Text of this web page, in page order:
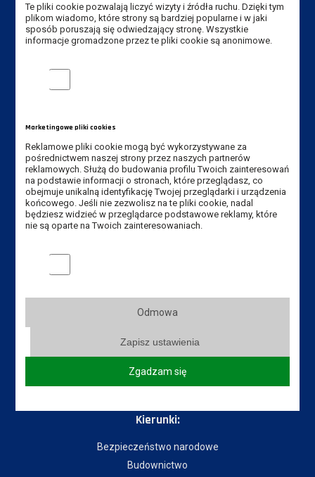
Tel. rekrutacja: +48 65 525 01 12
E-mail Instytut:sekretariat-ig@ansleszno.pl
Aktualności
Władze Uczelni
Senat Uczelni
Mapa Kampusu
Dostępność
Instytuty:
Instytut Pedagogiczny
Kierunki:
Bezpieczeństwo narodowe
Budownictwo
Te pliki cookie pozwalają liczyć wizyty i źródła ruchu. Dzięki tym
plikom wiadomo, które strony są bardziej popularne i w jaki
sposób poruszają się odwiedzający stronę. Wszystkie
informacje gromadzone przez te pliki cookie są anonimowe.
Analityczne pliki cookie
Marketingowe pliki cookies
Reklamowe pliki cookie mogą być wykorzystywane za
pośrednictwem naszej strony przez naszych partnerów
reklamowych. Służą do budowania profilu Twoich zainteresowań
na podstawie informacji o stronach, które przeglądasz, co
obejmuje unikalną identyfikację Twojej przeglądarki i urządzenia
końcowego. Jeśli nie zezwolisz na te pliki cookie, nadal
będziesz widzieć w przeglądarce podstawowe reklamy, które
nie są oparte na Twoich zainteresowaniach.
Marketingowe pliki cookies
Odmowa
Zapisz ustawienia
Zgadzam się